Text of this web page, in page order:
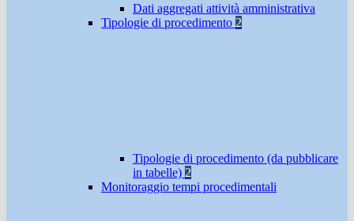
Dati aggregati attività amministrativa
Tipologie di procedimento 2
Tipologie di procedimento (da pubblicare
in tabelle) 2
Monitoraggio tempi procedimentali